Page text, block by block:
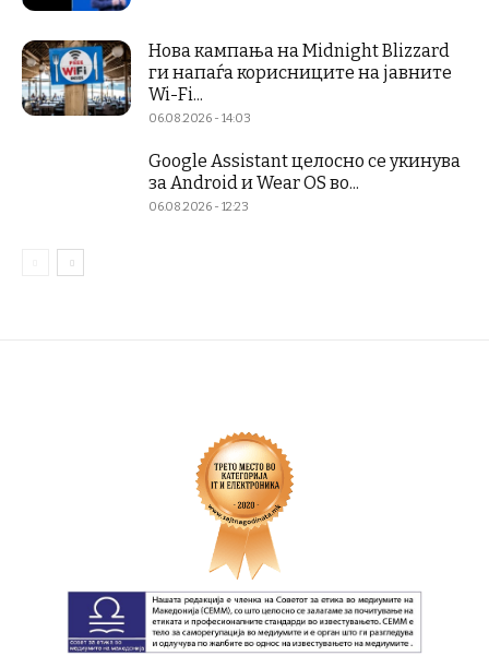
Нова кампања на Midnight Blizzard
ги напаѓа корисниците на јавните
Wi-Fi...
06.08.2026 - 14:03
Google Assistant целосно се укинува
за Android и Wear OS во...
06.08.2026 - 12:23